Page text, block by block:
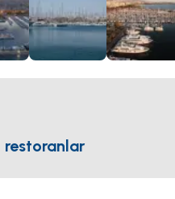
restoranlar